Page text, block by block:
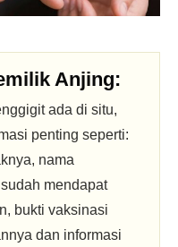
Anjing:
ada di situ,
penting seperti:
nama
mendapat
bukti vaksinasi
dan informasi